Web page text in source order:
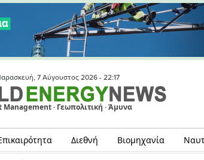
7 Αύγουστος 2026 - 22:17
Management · Γεωπολιτική · Άμυνα
Διεθνή Βιομηχανία